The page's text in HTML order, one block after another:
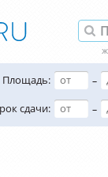
Площадь:
–
сдачи:
–